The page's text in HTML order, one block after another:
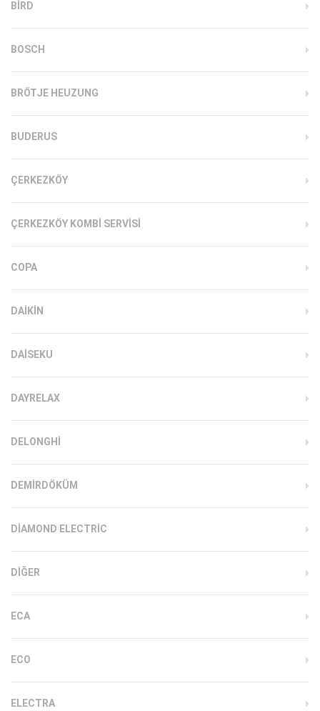
BIRD
BOSCH
BRÖTJE HEUZUNG
BUDERUS
ÇERKEZKÖY
ÇERKEZKÖY KOMBI SERVISI
COPA
DAIKIN
DAISEKU
DAYRELAX
DELONGHI
DEMIRDÖKÜM
DIAMOND ELECTRIC
DIĞER
ECA
ECO
ELECTRA